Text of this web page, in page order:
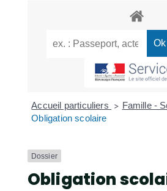
Accueil particuliers > Famille -
Obligation scolaire
Dossier
Obligation